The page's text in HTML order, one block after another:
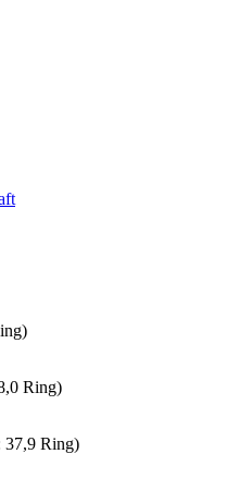
Ring)
37,9 Ring)